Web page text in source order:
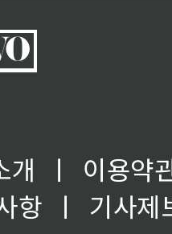
개 ㅣ
이용약
항
ㅣ
기사제